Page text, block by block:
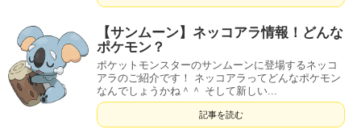
【サンムーン】ネッコアラ情報！どんな
ポケモン？
ポケットモンスターのサンムーンに登場するネッコ
アラのご紹介です！ ネッコアラってどんなポケモン
なんでしょうかね＾＾ そして新しい...
記事を読む